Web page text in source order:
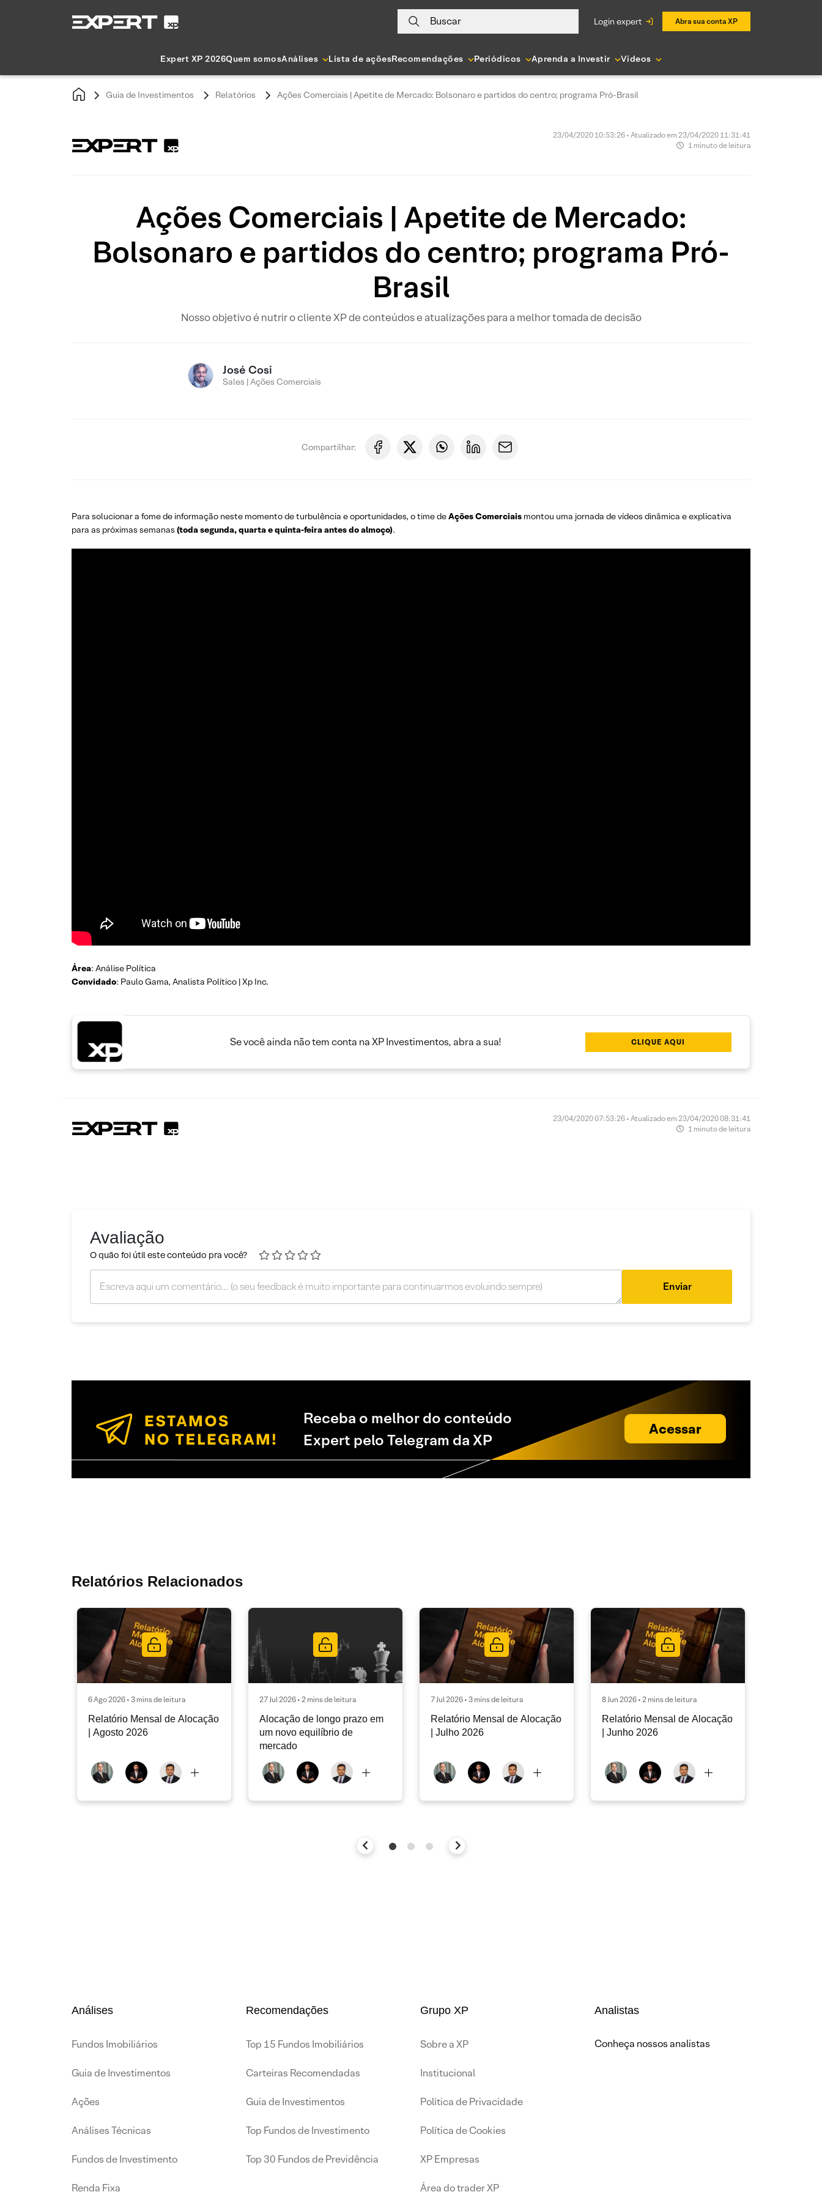
Buscar login expert Abra sua conta XP
Expert XP 2026Quem somosAnálises Lista de açõesRecomendações Periódicos Aprenda a Investir Vídeos
Guia de Investimentos Relatórios Ações Comerciais | Apetite de Mercado: Bolsonaro e partidos do centro; programa Pró-Brasil
23/04/2020 10:53:26 • Atualizado em 23/04/2020 11:31:41
1 minuto de leitura
Ações Comerciais | Apetite de Mercado:
Bolsonaro e partidos do centro; programa Pró-
Brasil
Nosso objetivo é nutrir o cliente XP de conteúdos e atualizações para a melhor tomada de decisão
José Cosi
Sales | Ações Comerciais
Compartilhar:
Para solucionar a fome de informação neste momento de turbulência e oportunidades, o time deAções Comerciais montou uma jornada de vídeos dinâmica e explicativa
para as próximas semanas (toda segunda, quarta e quinta-feira antes do almoço).
Área: Análise Política
Convidado: Paulo Gama, Analista Político | Xp Inc.
Se você ainda não tem conta na XP Investimentos, abra a sua! CLIQUE AQUI
23/04/2020 07:53:26 • Atualizado em 23/04/2020 08:31:41
1 minuto de leitura
Avaliação
O quão foi útil este conteúdo pra você?
Enviar
Receba o melhor do conteúdo
Expert pelo Telegram da XP
Acessar
Relatórios Relacionados
6 Ago 2026 • 3 mins de leitura
Relatório Mensal de Alocação
| Agosto 2026
27 Jul 2026 • 2 mins de leitura
Alocação de longo prazo em
um novo equilíbrio de
mercado
7 Jul 2026 • 3 mins de leitura
Relatório Mensal de Alocação
| Julho 2026
8 Jun 2026 • 2 mins de leitura
Relatório Mensal de Alocação
| Junho 2026
Análises
Fundos Imobiliários
Guia de Investimentos
Ações
Análises Técnicas
Fundos de Investimento
Renda Fixa
Recomendações
Top 15 Fundos Imobiliários
Carteiras Recomendadas
Guia de Investimentos
Top Fundos de Investimento
Top 30 Fundos de Previdência
Grupo XP
Sobre a XP
Institucional
Política de Privacidade
Política de Cookies
XP Empresas
Área do trader XP
Analistas
Conheça nossos analistas